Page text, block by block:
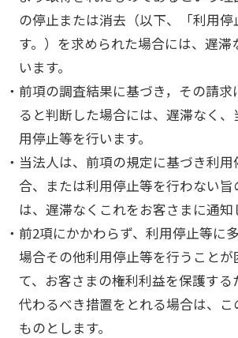
の停止または消去（以下、「利用停
す。）を求められた場合には、遅
います。
前項の調査結果に基づき，その請求
ると判断した場合には、遅滞なく
用停止等を行います。
当法人は、前項の規定に基づき利
合、または利用停止等を行わない旨
は、遅滞なくこれをお客さまに通知
前2項にかかわらず、利用停止等に
場合その他利用停止等を行うことが
て、お客さまの権利利益を保護す
代わるべき措置をとれる場合は、こ
ものとします。